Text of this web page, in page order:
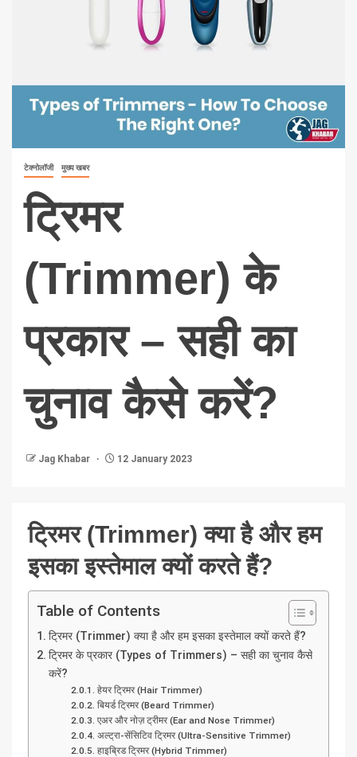
टेक्नोलॉजी मुख्य खबर
ट्रिमर
(Trimmer) के
प्रकार – सही का
चुनाव कैसे करें?
Jag Khabar 12 January 2023
ट्रिमर (Trimmer) क्या है और हम
इसका इस्तेमाल क्यों करते हैं?
Table of Contents
ट्रिमर (Trimmer) क्या है और हम इसका इस्तेमाल क्यों करते हैं?
ट्रिमर के प्रकार (Types of Trimmers) – सही का चुनाव कैसे
करें?
हेयर ट्रिमर (Hair Trimmer)
बियर्ड ट्रिमर (Beard Trimmer)
एअर और नोज़ ट्रीमर (Ear and Nose Trimmer)
अल्ट्रा-सेंसिटिव ट्रिमर (Ultra-Sensitive Trimmer)
हाइब्रिड ट्रिमर (Hybrid Trimmer)